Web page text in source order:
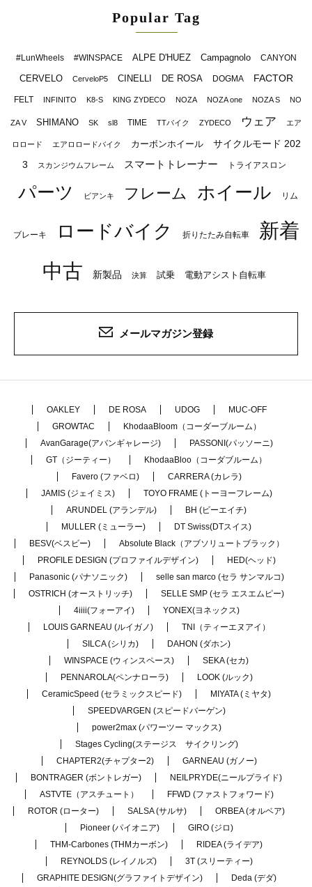
Popular Tag
#LunWheels #WINSPACE ALPE D'HUEZ Campagnolo CANYON
CERVELO CerveloP5 CINELLI DE ROSA DOGMA FACTOR
FELT INFINITO K8-S KING ZYDECO NOZA NOZA one NOZA S NO
ZA V SHIMANO SK sl8 TIME TTバイク ZYDECO ウェア エア
ロロード エアロロードバイク カーボンホイール
サイクルモード 202
3
スカンジウムフレーム スマートトレーナー トライアスロン
パーツ ビアンキ フレーム ホイール リム
ブレーキ ロードバイク 折りたたみ自転車
新着
中古
新製品 決算 試乗 電動アシスト自転車
メールマガジン登録
OAKLEY DE ROSA UDOG
MUC-OFF
GROWTAC
KhodaaBloom（コーダーブルーム）
AvanGarage(アバンギャレージ)
PASSONI(パッソーニ)
GT（ジーティー）
KhodaaBloo（コーダブルーム）
Favero (ファベロ)
CARRERA (カレラ)
JAMIS (ジェイミス)
TOYO FRAME (トーヨーフレーム)
ARUNDEL (アランデル)
BH (ビーエイチ)
MULLER (ミューラー)
DT Swiss(DTスイス)
BESV(ベスビー)
Absolute Black（アブソリュートブラック）
PROFILE DESIGN (プロファイルデザイン)
HED(ヘッド)
Panasonic (パナソニック)
selle san marco (セラ サンマルコ)
OSTRICH (オーストリッチ)
SELLE SMP (セラ エスエムピー)
4iiii(フォーアイ)
YONEX(ヨネックス)
LOUIS GARNEAU (ルイガノ)
TNI（ティーエヌアイ）
SILCA (シリカ)
DAHON (ダホン)
WINSPACE (ウィンスペース)
SEKA (セカ)
PENNAROLA(ペンナローラ)
LOOK (ルック)
CeramicSpeed (セラミックスピード)
MIYATA (ミヤタ)
SPEEDVARGEN (スピードバーゲン)
power2max (パワーツー マックス)
Stages Cycling(ステージス サイクリング)
CHAPTER2(チャプター2)
GARNEAU (ガノー)
BONTRAGER (ボントレガー)
NEILPRYDE(ニールプライド)
ASTVTE（アスチュート）
FFWD (ファストフォワード)
ROTOR (ローター)
SALSA (サルサ)
ORBEA (オルベア)
Pioneer (パイオニア)
GIRO (ジロ)
THM-Carbones (THMカーボン)
RIDEA (ライデア)
REYNOLDS (レイノルズ)
3T (スリーティー)
GRAPHITE DESIGN(グラファイトデザイン)
Deda (デダ)